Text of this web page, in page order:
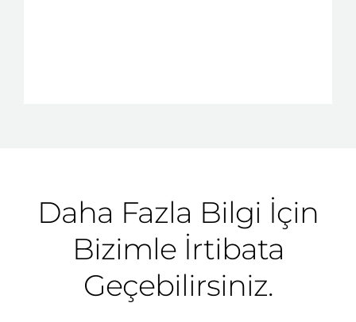
Daha Fazla Bilgi İçin
Bizimle İrtibata
Geçebilirsiniz.